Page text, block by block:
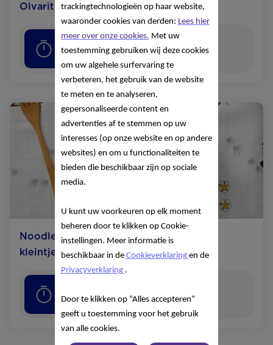
Olvarit smoothie triffle
10 minuten
Noodles met kip en champignons voor
kleintjes
30 minuten
trackingtechnologieën op haar website,
waaronder cookies van derden: Lees hier
meer over onze cookies. Met uw
toestemming gebruiken wij deze cookies
om uw algehele surfervaring te
verbeteren, het gebruik van de website
te meten en te analyseren,
gepersonaliseerde content en
advertenties af te stemmen op uw
interesses (op onze website en op andere
websites) en om u functionaliteiten te
bieden die beschikbaar zijn op sociale
media.
U kunt uw voorkeuren op elk moment
beheren door te klikken op Cookie-
instellingen. Meer informatie is
beschikbaar in de Cookieverklaring en de
Privacyverklaring .
Door te klikken op “Alles accepteren”
geeft u toestemming voor het gebruik
van alle cookies.